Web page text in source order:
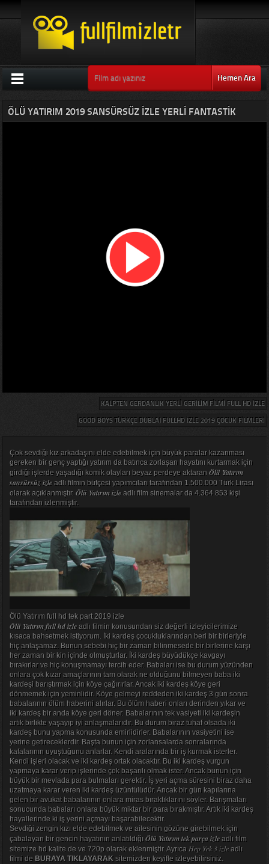
Hemen Ara
ÖLÜ YATIRIM 2019 SANSÜRSÜZ IZLE YERLI FANTASTIK
KALPTEN GERDANLIK YERLI GERILIM FILMI FULL HD IZLE
GOOD BOYS TÜRKÇE DUBLAJ FULLHD IZLE 2019 ÇOCUK FILMLERI
Çok sevdiği kız arkadaşını elde edebilmek için büyük paralar kazanması
gereken bir genç yaptığı yatırım da batınca zorlaşan hayatını kurtarmak için
girdiği işlerde yaşadığı komik olayları beyaz perdeye aktaran Ölü Yatırım
sansürsüz izleadlı filmin bütçesi yapımcıları tarafından 1.500.000 Türk Lirası
olarak açıklanmıştır. Ölü Yatırım izleadlı film sinemalar da 4.364.853 kişi
tarafından izlenmiştir.
Ölü Yatırım full hd tek part 2019 izle
Ölü Yatırım full hd izleadlı filmin konusundan siz değerli izleyicilerimize
kısaca bahsetmek istiyorum. İki kardeş çocukluklarından beri bir birleriyle
hiç anlaşamaz. Bunun sebebi hiç bir zaman bilinmesede bir birlerine karşı
her zaman bir kin içinde olmuşturlar. İki kardeş büyüdükçe kavgayı
bırakırlar ve hiç konuşmamayı tercih eder. Babaları ise bu durum yüzünden
onlara çok kızar amaçlarının tam olarak ne olduğunu bilmeyen baba iki
kardeşi barıştırmak için köye çağırırlar. Ancak iki kardeş köye geri
dönmemek için yeminlidir. Köye gelmeyi reddeden iki kardeş 3 gün sonra
babalarının ölüm haberini alırlar. Bu ölüm haberi onları derinden yıkar ve
iki kardeş bir anda köye geri döner. Babalarının tek vasiyeti iki kardeşin
artık birlikte yaşayıp iyi anlaşmalarıdır. Bu durum biraz tuhaf olsada iki
kardeş bunu yapma konusunda emirlidirler. Babalarının vasiyetini ise
yerine getireceklerdir. Başta bunun için zorlansalarda sonralarında
kafalarının uyuştuğunu anlarlar. Kendi aralarında bir iş kurmak isterler.
Kendi işleri olacak ve iki kardeş ortak olacaktır. Bu iki kardeş vurgun
yapmaya karar verip işlerinde çok başarılı olmak ister. Ancak bunun için
büyük bir mevlada para bulmaları gerektir. İş yeri açma süresini biraz daha
uzatmaya karar veren iki kardeş üzüntülüdür. Ancak bir gün kapılarına
gelen bir avukat babalarının onlara miras bıraktıklarını söyler. Barışmaları
sonucunda babaları onlara büyük miktar bir para bırakmıştır. Artık iki kardeş
hayallerinde ki iş yerini açmayı başarabilecektir.
Sevdiği zengin kızı elde edebilmek ve ailesinin gözüne girebilmek için
çabalayan bir gencin hayatının anlatıldığı Ölü Yatırım tek parça izleadlı film
sitemize hd kalite de ve 720p olarak eklenmiştir. Ayrıca Hep Yek 3 izleadlı
filmi de BURAYA TIKLAYARAKsitemizden keyifle izleyebilirsiniz.